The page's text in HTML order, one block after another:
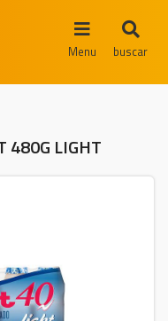
Menu buscar
480G LIGHT